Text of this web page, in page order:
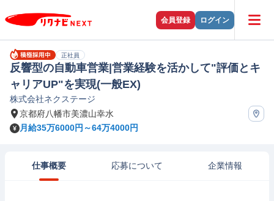
会員登録 ログイン
正社員
反響型の自動車営業|営業経験を活かして"評価とキ
ャリアUP"を実現(一般EX)
株式会社ネクステージ
京都府八幡市美濃山幸水
月給35万6000円～64万4000円
仕事概要 応募について 企業情報